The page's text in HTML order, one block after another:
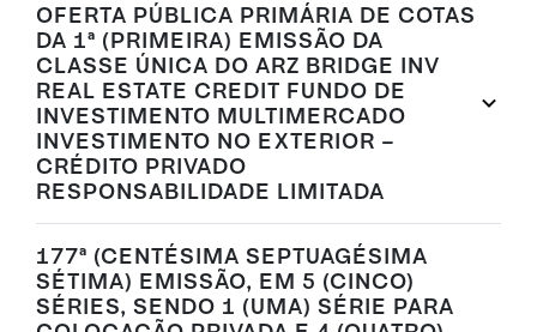
OFERTA PÚBLICA PRIMÁRIA DE COTAS
DA 1ª (PRIMEIRA) EMISSÃO DA
CLASSE ÚNICA DO ARZ BRIDGE INV
REAL ESTATE CREDIT FUNDO DE
INVESTIMENTO MULTIMERCADO
INVESTIMENTO NO EXTERIOR –
CRÉDITO PRIVADO
RESPONSABILIDADE LIMITADA
177ª (CENTÉSIMA SEPTUAGÉSIMA
SÉTIMA) EMISSÃO, EM 5 (CINCO)
SÉRIES, SENDO 1 (UMA) SÉRIE PARA